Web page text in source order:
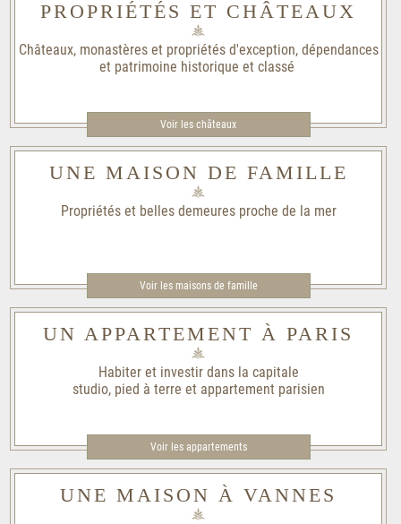
PROPRIÉTÉS ET CHÂTEAUX
Châteaux, monastères et propriétés d'exception, dépendances
et patrimoine historique et classé
Voir les châteaux
UNE MAISON DE FAMILLE
Propriétés et belles demeures proche de la mer
Voir les maisons de famille​
UN APPARTEMENT À PARIS
Habiter et investir dans la capitale
studio, pied à terre et appartement parisien
Voir les appartements
UNE MAISON À VANNES